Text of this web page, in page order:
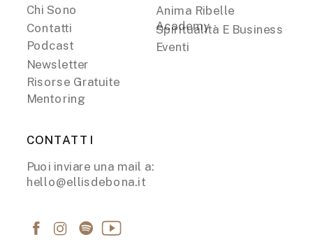
Chi Sono
Anima Ribelle
Academy
Eventi
Contatti
Podcast
Risorse Gratuite
Spiritualità E Business
Newsletter
CONTATTI
Puoi inviare una mail a:
hello@ellisdebona.it
Mentoring